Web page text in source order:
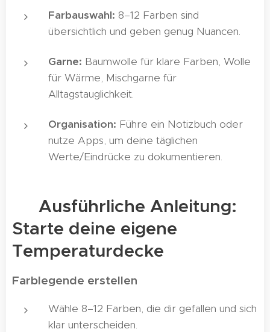
Farbauswahl: 8–12 Farben sind
übersichtlich und geben genug Nuancen.
Garne: Baumwolle für klare Farben, Wolle
für Wärme, Mischgarne für
Alltagstauglichkeit.
Organisation: Führe ein Notizbuch oder
nutze Apps, um deine täglichen
Werte/Eindrücke zu dokumentieren.
📅 Ausführliche Anleitung:
Starte deine eigene
Temperaturdecke
Farblegende erstellen
Wähle 8–12 Farben, die dir gefallen und sich
klar unterscheiden.